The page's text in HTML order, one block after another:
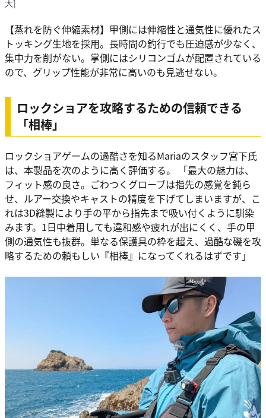
大]
【蒸れを防ぐ伸縮素材】甲側には伸縮性と通気性に優れたス
トッキング生地を採用。長時間の釣行でも圧迫感が少なく、
集中力を削がない。掌側にはシリコンゴムが配置されている
ので、グリップ性能が非常に高いのも見逃せない。
ロックショアを攻略するための信頼できる
「相棒」
ロックショアゲームの過酷さを知るMariaのスタッフ宮下氏
は、本製品を次のように高く評価する。 「最大の魅力は、
フィット感の良さ。ごわつくグローブは指先の感覚を鈍ら
せ、ルアー交換やキャストの精度を下げてしまいますが、こ
れは3D縫製により手の平から指先まで吸い付くように馴染
みます。1日中着用しても違和感や疲れが出にくく、手の甲
側の通気性も抜群。単なる保護具の枠を超え、過酷な磯を攻
略するための頼もしい『相棒』になってくれるはずです」